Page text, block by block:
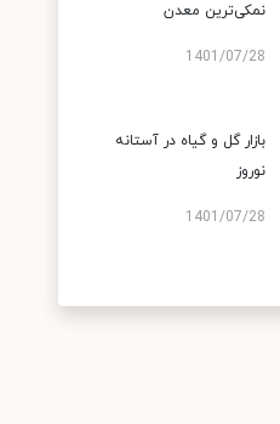
نمکی‌ترین معدن
1401/07/28
بازار گل و گیاه در آستانه
نوروز
1401/07/28